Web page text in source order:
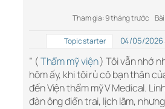
Tham gia: 9 tháng trước
Topic starter 04/05/2026
” (Thẩm mỹ viện) Tôi vẫn nhớ
hôm ấy, khi tôi rủ cô bạn thân
đến Viện thẩm mỹ V Medical.
đàn ông điển trai, lịch lãm,